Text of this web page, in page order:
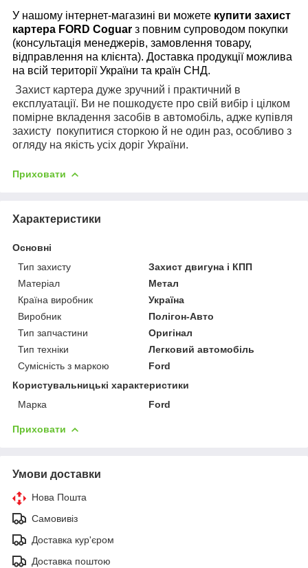
У нашому інтернет-магазині ви можете купити захист
картера FORD Coguar з повним супроводом покупки
(консультація менеджерів, замовлення товару,
відправлення на клієнта). Доставка продукції можлива
на всій території України та країн СНД.
Захист картера дуже зручний і практичний в
експлуатації. Ви не пошкодуєте про свій вибір і цілком
помірне вкладення засобів в автомобіль, адже купівля
захисту покупитися сторкою й не один раз, особливо з
огляду на якість усіх доріг України.
Приховати
Характеристики
Основні
Тип захисту
Захист двигуна і КПП
Матеріал
Метал
Країна виробник
Україна
Виробник
Полігон-Авто
Тип запчастини
Оригінал
Тип техніки
Легковий автомобіль
Сумісність з маркою
Ford
Користувальницькі характеристики
Марка
Ford
Приховати
Умови доставки
Нова Пошта
Самовивіз
Доставка кур'єром
Доставка поштою